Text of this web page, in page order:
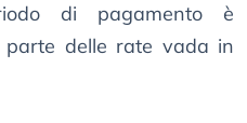
di pagamento è
parte delle rate vada in